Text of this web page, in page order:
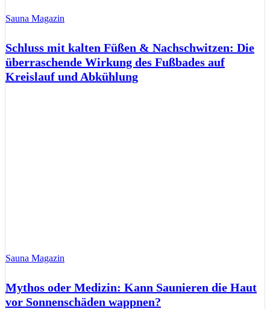
Sauna Magazin
Schluss mit kalten Füßen & Nachschwitzen: Die
überraschende Wirkung des Fußbades auf
Kreislauf und Abkühlung
Sauna Magazin
Mythos oder Medizin: Kann Saunieren die Haut
vor Sonnenschäden wappnen?